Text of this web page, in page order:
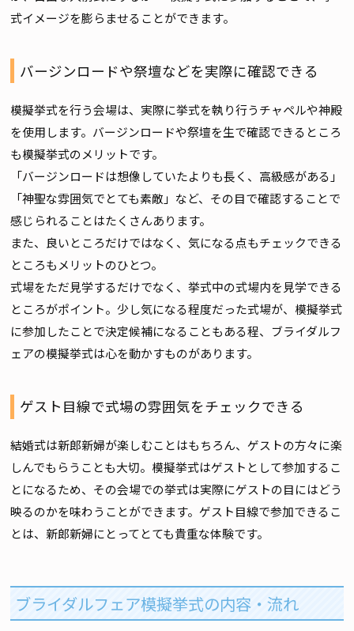
式イメージを膨らませることができます。
バージンロードや祭壇などを実際に確認できる
模擬挙式を行う会場は、実際に挙式を執り行うチャペルや神殿
を使用します。バージンロードや祭壇を生で確認できるところ
も模擬挙式のメリットです。
「バージンロードは想像していたよりも長く、高級感がある」
「神聖な雰囲気でとても素敵」など、その目で確認することで
感じられることはたくさんあります。
また、良いところだけではなく、気になる点もチェックできる
ところもメリットのひとつ。
式場をただ見学するだけでなく、挙式中の式場内を見学できる
ところがポイント。少し気になる程度だった式場が、模擬挙式
に参加したことで決定候補になることもある程、ブライダルフ
ェアの模擬挙式は心を動かすものがあります。
ゲスト目線で式場の雰囲気をチェックできる
結婚式は新郎新婦が楽しむことはもちろん、ゲストの方々に楽
しんでもらうことも大切。模擬挙式はゲストとして参加するこ
とになるため、その会場での挙式は実際にゲストの目にはどう
映るのかを味わうことができます。ゲスト目線で参加できるこ
とは、新郎新婦にとってとても貴重な体験です。
ブライダルフェア模擬挙式の内容・流れ